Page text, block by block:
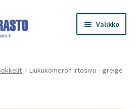
Valikko
Liukukomeron irtosivu – greige